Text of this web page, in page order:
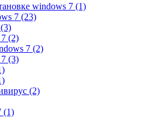
windows 7 (1)
7 (23)
(2)
7 (2)
(3)
(2)
(1)